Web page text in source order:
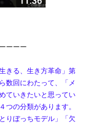
ーーー
きる、生き方革命」第
数回にわたって、「メ
ていきたいと思ってい
の分類があります。
りぼっちモデル」「欠